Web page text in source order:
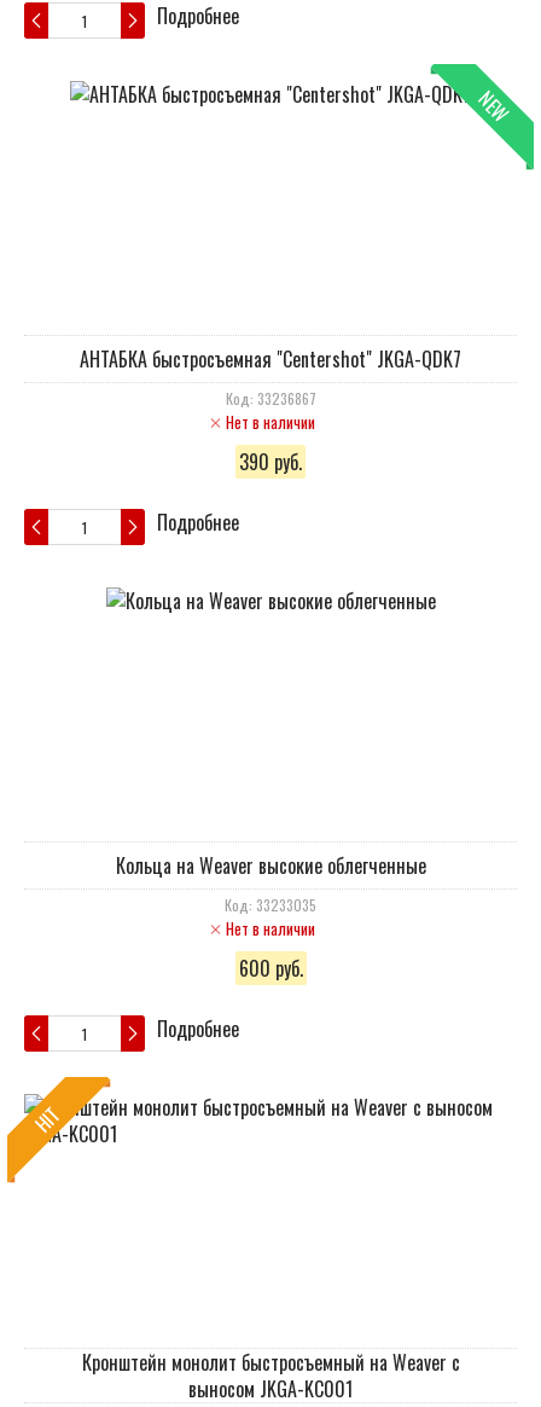
Подробнее
NEW
АНТАБКА быстросъемная "Centershot" JKGA-QDK7
Код: 33236867
Нет в наличии
390 руб.
Подробнее
Кольца на Weaver высокие облегченные
Код: 33233035
Нет в наличии
600 руб.
Подробнее
HIT
Кронштейн монолит быстросъемный на Weaver c
выносом JKGA-KC001